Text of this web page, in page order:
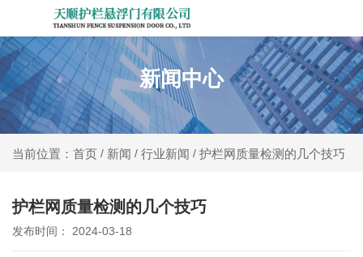
新闻中心
当前位置：首页 / 新闻 / 行业新闻 / 护栏网质量检测的几个技巧
护栏网质量检测的几个技巧
发布时间： 2024-03-18